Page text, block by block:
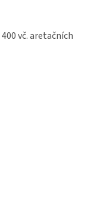
vč. aretačních